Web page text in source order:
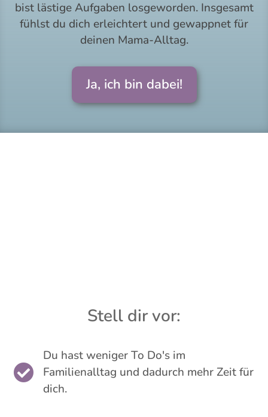
bist lästige Aufgaben losgeworden. Insgesamt
fühlst du dich erleichtert und gewappnet für
deinen Mama-Alltag.
Ja, ich bin dabei!
Stell dir vor:

Du hast weniger To Do's im
Familienalltag und dadurch mehr Zeit für
dich.